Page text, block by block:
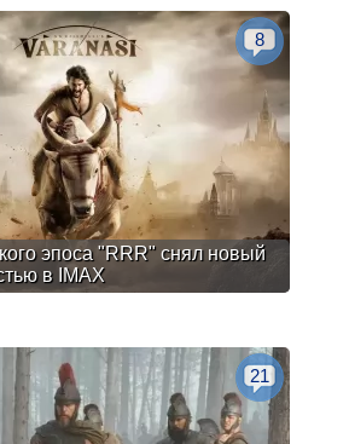
эпоса "RRR" снял новый
в IMAX
8
21